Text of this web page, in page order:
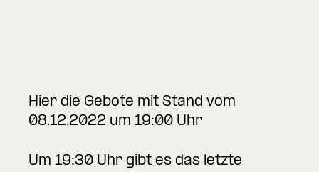
Hier die Gebote mit Stand vom
08.12.2022 um 19:00 Uhr
Um 19:30 Uhr gibt es das letzte